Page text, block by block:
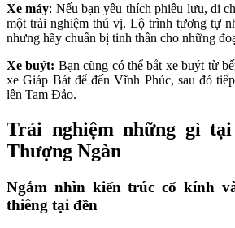
Xe máy: Nếu bạn yêu thích phiêu lưu, di
một trải nghiệm thú vị. Lộ trình tương tự
nhưng hãy chuẩn bị tinh thần cho những
Xe buýt: Bạn cũng có thể bắt xe buýt từ
xe Giáp Bát để đến Vĩnh Phúc, sau đó
lên Tam Đảo.
Trải nghiệm những gì
Thượng Ngàn
Ngắm nhìn kiến trúc cổ kính
thiêng tại đền